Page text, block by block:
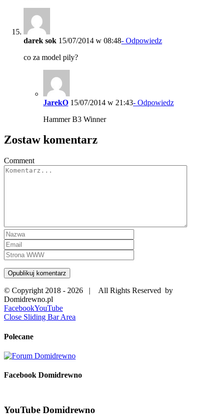
darek sok 15/07/2014 w 08:48- Odpowiedz
co za model pily?
JarekO 15/07/2014 w 21:43- Odpowiedz
Hammer B3 Winner
Zostaw komentarz
Comment
© Copyright 2018 - 2026 | All Rights Reserved by
Domidrewno.pl
FacebookYouTube
Close Sliding Bar Area
Polecane
Facebook Domidrewno
YouTube Domidrewno